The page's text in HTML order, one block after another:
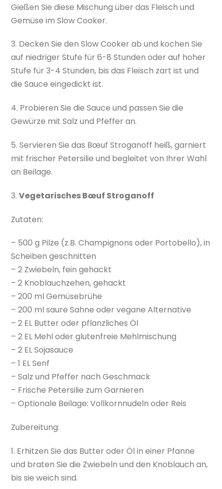
Gießen Sie diese Mischung über das Fleisch und
Gemüse im Slow Cooker.
3. Decken Sie den Slow Cooker ab und kochen Sie
auf niedriger Stufe für 6-8 Stunden oder auf hoher
Stufe für 3-4 Stunden, bis das Fleisch zart ist und
die Sauce eingedickt ist.
4. Probieren Sie die Sauce und passen Sie die
Gewürze mit Salz und Pfeffer an.
5. Servieren Sie das Bœuf Stroganoff heiß, garniert
mit frischer Petersilie und begleitet von Ihrer Wahl
an Beilage.
3.Vegetarisches Bœuf Stroganoff
Zutaten:
– 500 g Pilze (z.B. Champignons oder Portobello), in
Scheiben geschnitten
– 2 Zwiebeln, fein gehackt
– 2 Knoblauchzehen, gehackt
– 200 ml Gemüsebrühe
– 200 ml saure Sahne oder vegane Alternative
– 2 EL Butter oder pflanzliches Öl
– 2 EL Mehl oder glutenfreie Mehlmischung
– 2 EL Sojasauce
– 1 EL Senf
– Salz und Pfeffer nach Geschmack
– Frische Petersilie zum Garnieren
– Optionale Beilage: Vollkornnudeln oder Reis
Zubereitung:
1. Erhitzen Sie das Butter oder Öl in einer Pfanne
und braten Sie die Zwiebeln und den Knoblauch an,
bis sie weich sind.